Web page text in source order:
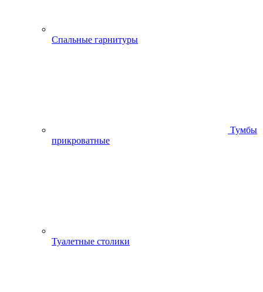
Спальные гарнитуры
Тумбы
прикроватные
Туалетные столики